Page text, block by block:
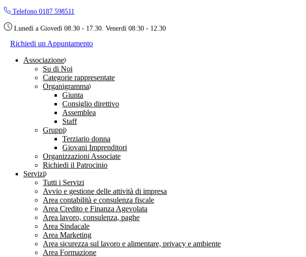
Skip
the
Telefono 0187 598511
Lunedì a Giovedì 08:30 - 17.30. Venerdì 08:30 - 12.30
Richiedi un Appuntamento
Associazione
Su di Noi
Categorie rappresentate
Organigramma
Giunta
Consiglio direttivo
Assemblea
Staff
Gruppi
Terziario donna
Giovani Imprenditori
Organizzazioni Associate
Richiedi il Patrocinio
Servizi
Tutti i Servizi
Avvio e gestione delle attività di impresa
Area contabilità e consulenza fiscale
Area Credito e Finanza Agevolata
Area lavoro, consulenza, paghe
Area Sindacale
Area Marketing
Area sicurezza sul lavoro e alimentare, privacy e ambiente
Area Formazione